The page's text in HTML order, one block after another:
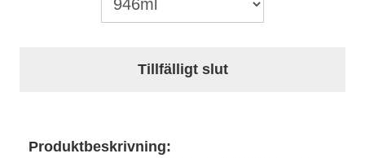
Tillfälligt slut
Produktbeskrivning: